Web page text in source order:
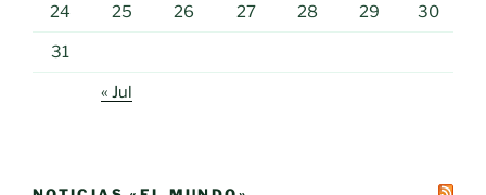
24 25 26 27 28 29 30
31
« Jul